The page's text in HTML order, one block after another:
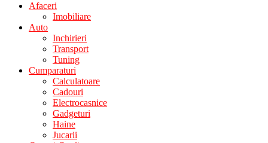
Afaceri
Imobiliare
Auto
Inchirieri
Transport
Tuning
Cumparaturi
Calculatoare
Cadouri
Electrocasnice
Gadgeturi
Haine
Jucarii